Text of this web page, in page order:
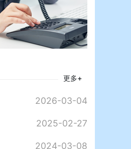
更多+
2026-03-04
2025-02-27
2024-03-08